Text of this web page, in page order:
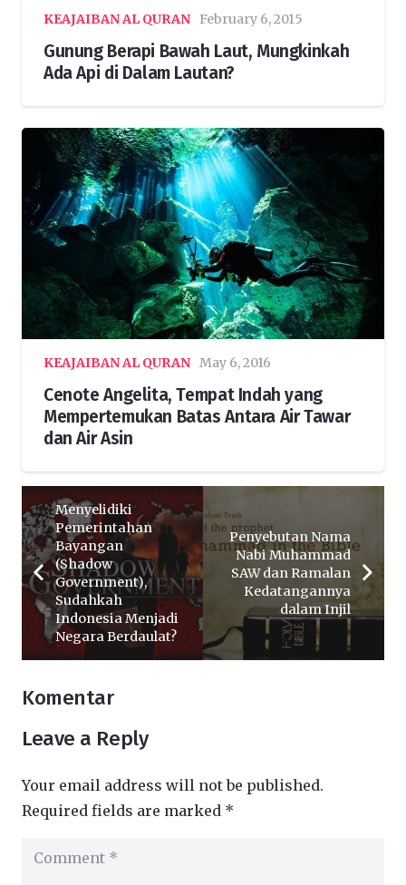
KEAJAIBAN AL QURAN February 6, 2015
Gunung Berapi Bawah Laut, Mungkinkah
Ada Api di Dalam Lautan?
KEAJAIBAN AL QURAN May 6, 2016
Cenote Angelita, Tempat Indah yang
Mempertemukan Batas Antara Air Tawar
dan Air Asin
Menyelidiki
Pemerintahan
Bayangan
(Shadow
Government),
Sudahkah
Indonesia Menjadi
Negara Berdaulat?
Penyebutan Nama
Nabi Muhammad
SAW dan Ramalan
Kedatangannya
dalam Injil
Komentar
Leave a Reply
Your email address will not be published.
Required fields are marked *